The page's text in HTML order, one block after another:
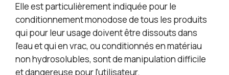
Elle est particulièrement indiquée pour le
conditionnement monodose de tous les produits
qui pour leur usage doivent être dissouts dans
l’eau et qui en vrac, ou conditionnés en matériau
non hydrosolubles, sont de manipulation difficile
et dangereuse pour l’utilisateur.